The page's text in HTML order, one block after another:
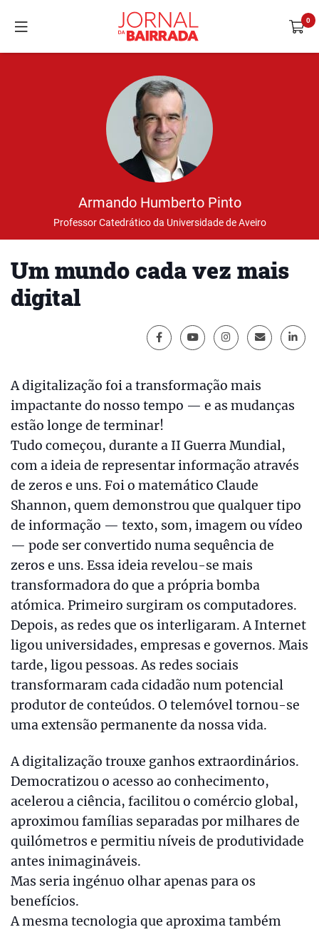
Armando Humberto Pinto
Professor Catedrático da Universidade de Aveiro
Um mundo cada vez mais
digital
A digitalização foi a transformação mais
impactante do nosso tempo — e as mudanças
estão longe de terminar!
Tudo começou, durante a II Guerra Mundial,
com a ideia de representar informação através
de zeros e uns. Foi o matemático Claude
Shannon, quem demonstrou que qualquer tipo
de informação — texto, som, imagem ou vídeo
— pode ser convertido numa sequência de
zeros e uns. Essa ideia revelou-se mais
transformadora do que a própria bomba
atómica. Primeiro surgiram os computadores.
Depois, as redes que os interligaram. A Internet
ligou universidades, empresas e governos. Mais
tarde, ligou pessoas. As redes sociais
transformaram cada cidadão num potencial
produtor de conteúdos. O telemóvel tornou-se
uma extensão permanente da nossa vida.
A digitalização trouxe ganhos extraordinários.
Democratizou o acesso ao conhecimento,
acelerou a ciência, facilitou o comércio global,
aproximou famílias separadas por milhares de
quilómetros e permitiu níveis de produtividade
antes inimagináveis.
Mas seria ingénuo olhar apenas para os
benefícios.
A mesma tecnologia que aproxima também